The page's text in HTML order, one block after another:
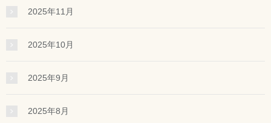
2025年11月
2025年10月
2025年9月
2025年8月